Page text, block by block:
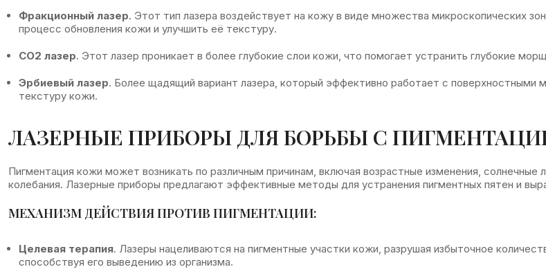
Фракционный лазер. Этот тип лазера воздействует на кожу в виде множества микроскопических
процесс обновления кожи и улучшить её текстуру.
CO2 лазер. Этот лазер проникает в более глубокие слои кожи, что помогает устранить глубокие
Эрбиевый лазер. Более щадящий вариант лазера, который эффективно работает с поверхностными
текстуру кожи.
ЛАЗЕРНЫЕ ПРИБОРЫ ДЛЯ БОРЬБЫ С
Пигментация кожи может возникать по различным причинам, включая возрастные изменения, солнечные
колебания. Лазерные приборы предлагают эффективные методы для устранения пигментных пятен и
МЕХАНИЗМ ДЕЙСТВИЯ ПРОТИВ ПИГМЕНТАЦИИ:
Целевая терапия. Лазеры нацеливаются на пигментные участки кожи, разрушая избыточное
способствуя его выведению из организма.